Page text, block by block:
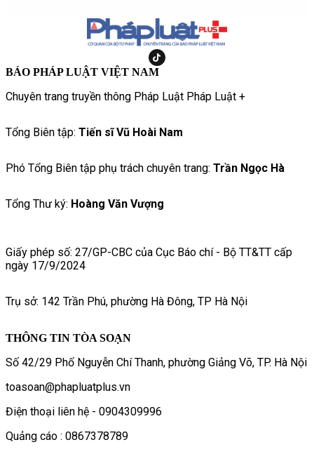
BÁO PHÁP LUẬT VIỆT NAM
Chuyên trang truyền thông Pháp Luật Pháp Luật +
Tổng Biên tập: Tiến sĩ Vũ Hoài Nam
Phó Tổng Biên tập phụ trách chuyên trang: Trần Ngọc Hà
Tổng Thư ký: Hoàng Văn Vượng
Giấy phép số: 27/GP-CBC của Cục Báo chí - Bộ TT&TT cấp
ngày 17/9/2024
Trụ sở: 142 Trần Phú, phường Hà Đông, TP Hà Nội
THÔNG TIN TÒA SOẠN
Số 42/29 Phố Nguyễn Chí Thanh, phường Giảng Võ, TP. Hà Nội
toasoan@phapluatplus.vn
Điện thoại liên hệ - 0904309996
Quảng cáo : 0867378789